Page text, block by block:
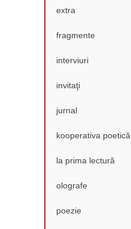
extra
fragmente
interviuri
invitaţi
jurnal
kooperativa poetică
la prima lectură
olografe
poezie